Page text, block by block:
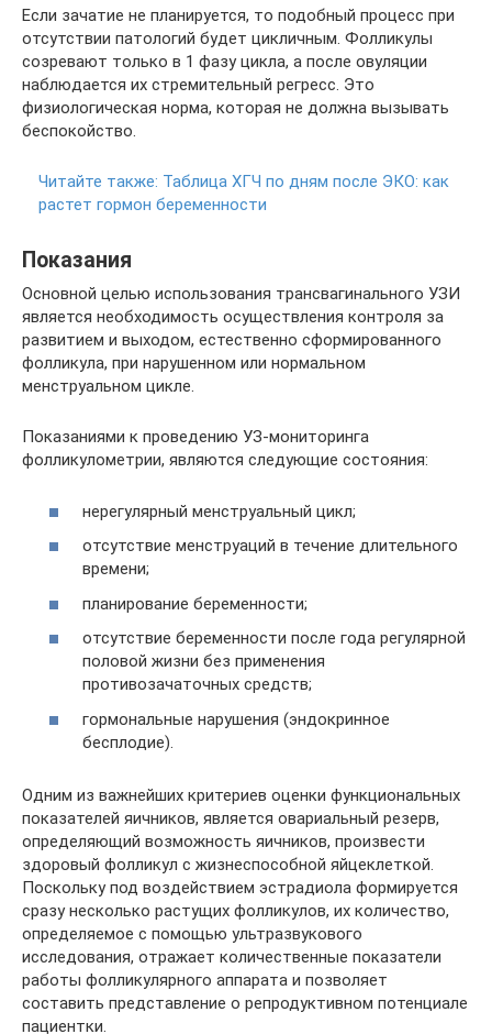
Если зачатие не планируется, то подобный процесс при
отсутствии патологий будет цикличным. Фолликулы
созревают только в 1 фазу цикла, а после овуляции
наблюдается их стремительный регресс. Это
физиологическая норма, которая не должна вызывать
беспокойство.
Читайте также: Таблица ХГЧ по дням после ЭКО: как
растет гормон беременности
Показания
Основной целью использования трансвагинального УЗИ
является необходимость осуществления контроля за
развитием и выходом, естественно сформированного
фолликула, при нарушенном или нормальном
менструальном цикле.
Показаниями к проведению УЗ-мониторинга
фолликулометрии, являются следующие состояния:
нерегулярный менструальный цикл;
отсутствие менструаций в течение длительного
времени;
планирование беременности;
отсутствие беременности после года регулярной
половой жизни без применения
противозачаточных средств;
гормональные нарушения (эндокринное
бесплодие).
Одним из важнейших критериев оценки функциональных
показателей яичников, является овариальный резерв,
определяющий возможность яичников, произвести
здоровый фолликул с жизнеспособной яйцеклеткой.
Поскольку под воздействием эстрадиола формируется
сразу несколько растущих фолликулов, их количество,
определяемое с помощью ультразвукового
исследования, отражает количественные показатели
работы фолликулярного аппарата и позволяет
составить представление о репродуктивном потенциале
пациентки.